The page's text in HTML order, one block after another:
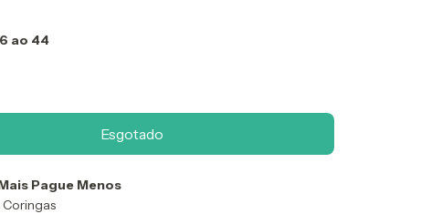
ao 44
Pague Menos
Coringas